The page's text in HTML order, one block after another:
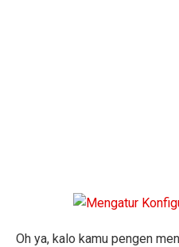
Oh ya, kalo kamu pengen